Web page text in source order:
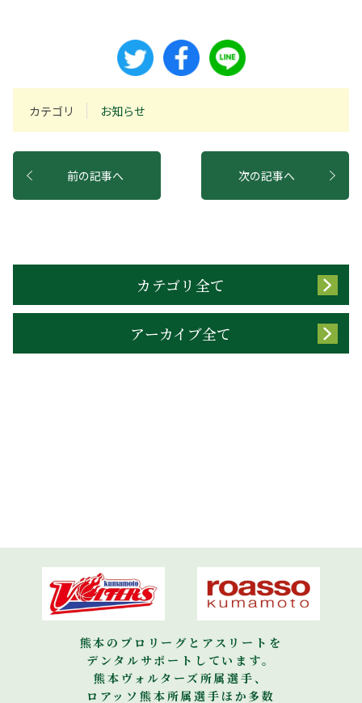
カテゴリ お知らせ
前の記事へ 次の記事へ
カテゴリ全て
アーカイブ全て
熊本のプロリーグとアスリートを
デンタルサポートしています。
熊本ヴォルターズ所属選手、
ロアッソ熊本所属選手ほか多数